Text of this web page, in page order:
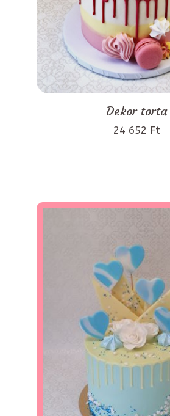
Dekor torta
24 652 Ft